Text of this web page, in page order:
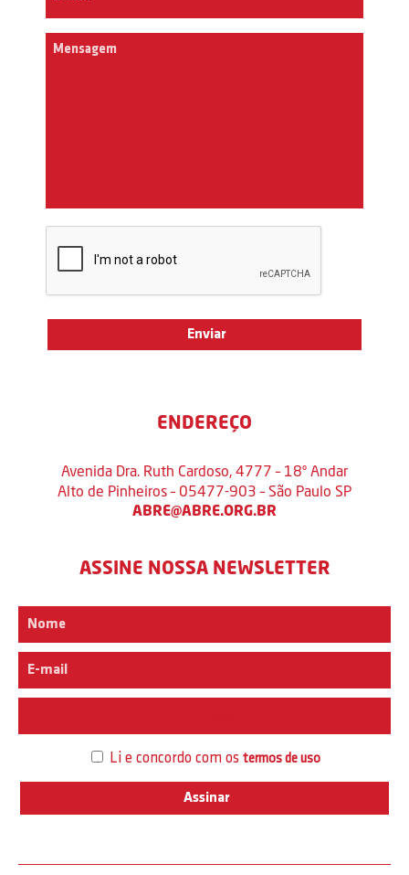
ENDEREÇO
Avenida Dra. Ruth Cardoso, 4777 – 18º Andar
Alto de Pinheiros – 05477-903 – São Paulo SP
ABRE@ABRE.ORG.BR
ASSINE NOSSA NEWSLETTER
Li e concordo com os termos de uso